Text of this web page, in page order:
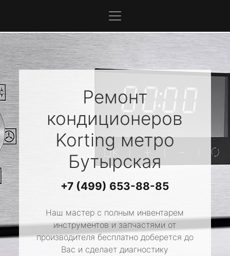
Ремонт
кондиционеров
Kortingметро
Бутырская
+7 (499) 653-88-85
Наш мастер с полным инвентарем
инструментов и запчастями от
производителя бесплатно доберется до
Вас и сделает диагностику